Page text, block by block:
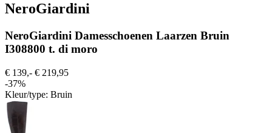
NeroGiardini
NeroGiardini Damesschoenen Laarzen Bruin
I308800 t. di moro
€ 139,- € 219,95
-37%
Kleur/type: Bruin